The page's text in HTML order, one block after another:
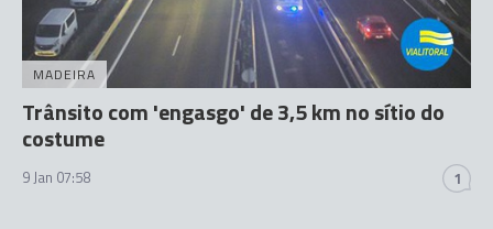
MADEIRA
Trânsito com 'engasgo' de 3,5 km no sítio do
costume
9 Jan 07:58 1